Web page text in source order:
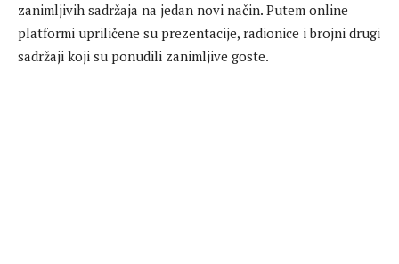
zanimljivih sadržaja na jedan novi način. Putem online
platformi upriličene su prezentacije, radionice i brojni drugi
sadržaji koji su ponudili zanimljive goste.